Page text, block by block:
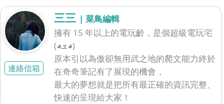
連絡信箱
三三 | 菜鳥編輯
擁有 15 年以上的電玩齡，是個超級電玩宅
(◕ܫ◕)
原本引以為傲卻無用武之地的爬文能力終於
在奇奇筆記有了展現的機會，
最大的夢想就是把所有最正確的資訊完整、
快速的呈現給大家！